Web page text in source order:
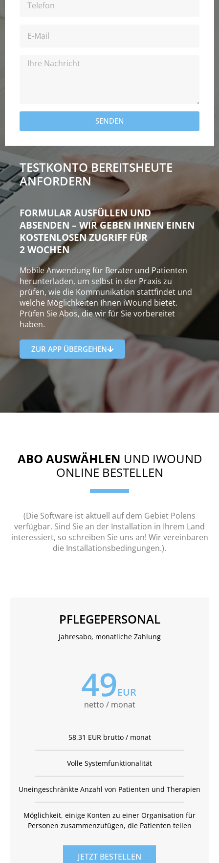
SENDEN
TESTKONTO BEREITSHEUTE
ANFORDERN
FORMULAR AUSFÜLLEN UND
ABSENDEN – WIR GEBEN IHNEN EINEN
KOSTENLOSEN ZUGRIFF FÜR
2 WOCHEN
Mobile Anwendung für Berater und Patienten
herunterladen, um selbst in der Praxis zu
prüfen, wie die Kommunikation stattfindet und
welche Möglichkeiten Ihnen iWound bietet.
Prüfen Sie Abos, die wir für Sie vorbereitet
haben.
ZUR APP ÜBERGEHEN
ABO AUSWÄHLEN UND IWOUND
ONLINE BESTELLEN
(Die Software ist aktuell auf dem Gebiet Polens
verfügbar. Sind Sie an der Installation in Ihrem Land
interessiert, so schreiben Sie uns an! Wir vereinbaren
die Installationsbedingungen.).
PFLEGEPERSONAL
Jahresabo, monatliche Zahlung
49EUR
netto / monat
58,31 EUR brutto / monat
Volle Systemfunktionalität
Uneingeschränkte Anzahl von Patienten und Therapien
Möglichkeit, einige Konten zu einer Organisation für
Personen zusammenzufügen, die Patienten teilen
JETZT BESTELLEN